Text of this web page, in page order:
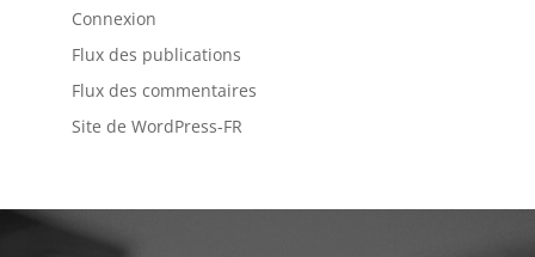
Connexion
Flux des publications
Flux des commentaires
Site de WordPress-FR